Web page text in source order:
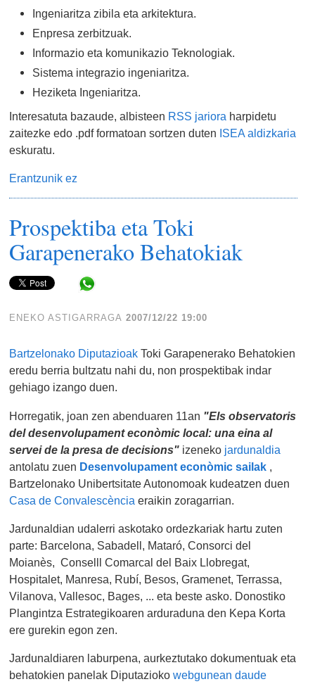
Ingeniaritza zibila eta arkitektura.
Enpresa zerbitzuak.
Informazio eta komunikazio Teknologiak.
Sistema integrazio ingeniaritza.
Heziketa Ingeniaritza.
Interesatuta bazaude, albisteen RSS jariora harpidetu
zaitezke edo .pdf formatoan sortzen duten ISEA aldizkaria
eskuratu.
Erantzunik ez
Prospektiba eta Toki
Garapenerako Behatokiak
ENEKO ASTIGARRAGA 2007/12/22 19:00
Bartzelonako Diputazioak Toki Garapenerako Behatokien
eredu berria bultzatu nahi du, non prospektibak indar
gehiago izango duen.
Horregatik, joan zen abenduaren 11an "Els observatoris
del desenvolupament econòmic local: una eina al
servei de la presa de decisions" izeneko jardunaldia
antolatu zuen Desenvolupament econòmic sailak
Bartzelonako Unibertsitate Autonomoak kudeatzen duen
Casa de Convalescència eraikin zoragarrian.
Jardunaldian udalerri askotako ordezkariak hartu zuten
parte: Barcelona, Sabadell, Mataró, Consorci del
Moianès, Conselll Comarcal del Baix Llobregat,
Hospitalet, Manresa, Rubí, Besos, Gramenet, Terrassa,
Vilanova, Vallesoc, Bages, ... eta beste asko. Donostiko
Plangintza Estrategikoaren arduraduna den Kepa Korta
ere gurekin egon zen.
Jardunaldiaren laburpena, aurkeztutako dokumentuak eta
behatokien panelak Diputaziokowebgunean daude